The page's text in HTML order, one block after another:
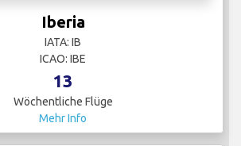
Iberia
IATA: IB
ICAO: IBE
13
Wöchentliche Flüge
Mehr Info